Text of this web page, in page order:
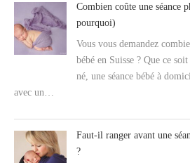
Combien coûte une séance
pourquoi)
Vous vous demandez
bébé en Suisse ? Que ce
né, une séance bébé à
avec un…
Faut-il ranger avant une
?